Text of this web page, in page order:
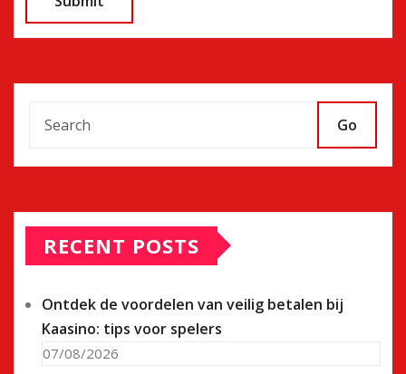
Go
RECENT POSTS
Ontdek de voordelen van veilig betalen bij
Kaasino: tips voor spelers
07/08/2026